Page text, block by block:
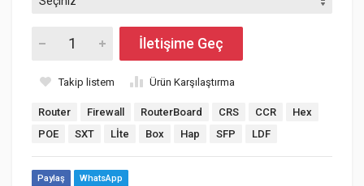
İletişime Geç
Takip listem Ürün Karşılaştırma
Router Firewall RouterBoard CRS CCR
Hex
POE
SXT Lİte Box Hap SFP LDF
Paylaş WhatsApp